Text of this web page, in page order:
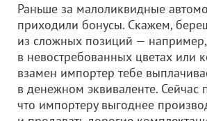
Раньше за малоликвидные
приходили бонусы. Скажем,
из сложных позиций —
в невостребованных цветах или
взамен импортер тебе
в денежном эквиваленте. Сейчас
что импортеру выгоднее